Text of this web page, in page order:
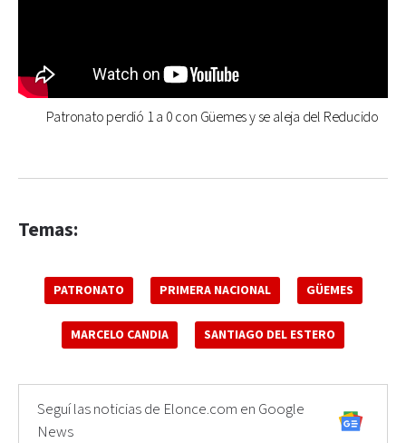
Patronato perdió 1 a 0 con Güemes y se aleja del Reducido
Temas:
PATRONATO PRIMERA NACIONAL GÜEMES
MARCELO CANDIA SANTIAGO DEL ESTERO
Seguí las noticias de Elonce.com en Google
News